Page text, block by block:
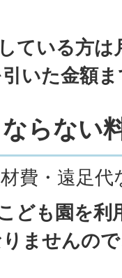
ている方
いた金額
らない
費・遠足代
ども園を利
ませんの